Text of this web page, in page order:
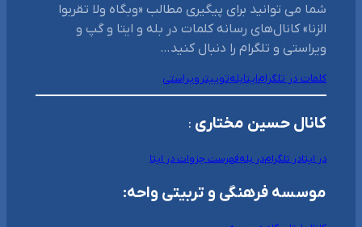
شما می توانید برای پیگیری مطالب «وبگاه ولا تقربوا
الزنا» کانال‌های رسانه کلمات در بله و ایتا و گپ و
ویراستی و تلگرام را دنبال کنید…
کلمات در تلگرامایتابلهتوییتر ویراستی
کانال حسین مختاری :
در ایتادر تلگرامدر بلهفهرست جزوات در ایتا
موسسه فرهنگی و تربیتی واحه: